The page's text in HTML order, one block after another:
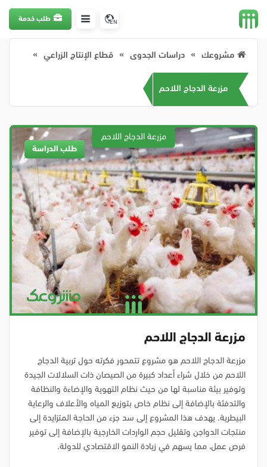
EN طلب خدمة
مشروعك دراسات الجدوى قطاع الإنتاج الزراعي
مزرعة الدجاج اللاحم
مزرعة الدجاج اللاحم
طلب الدراسة
مزرعة الدجاج اللاحم هو مشروع تتمحور فكرته حول تربية الدجاج
اللاحم من خلال شراء أعداد كبيرة من الصيصان ذات السلالات الجيدة
وتوفير بيئة مناسبة لها من حيث نظام التهوية والإضاءة والنظافة
والتدفئة بالإضافة إلى نظام خاص بتوزيع المياه والأعلاف والرعاية
البيطرية. يهدف هذا المشروع إلى سد جزء من الحاجة المتزايدة إلى
منتجات الدواجن وتقليل حجم الواردات الخارجية بالإضافة إلى توفير
فرص عمل، مما يسهم في زيادة النمو الاقتصادي للدولة.